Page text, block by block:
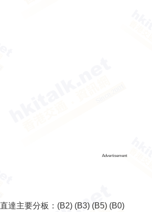
Advertisement
直達主要分板： (B2) (B3) (B5) (B0)